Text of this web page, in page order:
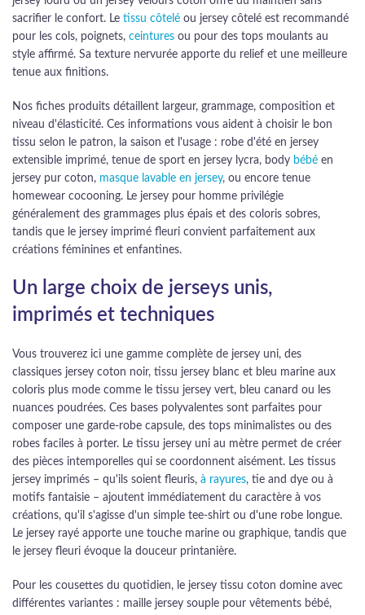
sacrifier le confort. Le tissu côtelé ou jersey côtelé est recommandé
pour les cols, poignets, ceintures ou pour des tops moulants au
style affirmé. Sa texture nervurée apporte du relief et une meilleure
tenue aux finitions.
Nos fiches produits détaillent largeur, grammage, composition et
niveau d'élasticité. Ces informations vous aident à choisir le bon
tissu selon le patron, la saison et l'usage : robe d'été en jersey
extensible imprimé, tenue de sport en jersey lycra, body bébé en
jersey pur coton, masque lavable en jersey, ou encore tenue
homewear cocooning. Le jersey pour homme privilégie
généralement des grammages plus épais et des coloris sobres,
tandis que le jersey imprimé fleuri convient parfaitement aux
créations féminines et enfantines.
Un large choix de jerseys unis,
imprimés et techniques
Vous trouverez ici une gamme complète de jersey uni, des
classiques jersey coton noir, tissu jersey blanc et bleu marine aux
coloris plus mode comme le tissu jersey vert, bleu canard ou les
nuances poudrées. Ces bases polyvalentes sont parfaites pour
composer une garde-robe capsule, des tops minimalistes ou des
robes faciles à porter. Le tissu jersey uni au mètre permet de créer
des pièces intemporelles qui se coordonnent aisément. Les tissus
jersey imprimés – qu'ils soient fleuris, à rayures, tie and dye ou à
motifs fantaisie – ajoutent immédiatement du caractère à vos
créations, qu'il s'agisse d'un simple tee-shirt ou d'une robe longue.
Le jersey rayé apporte une touche marine ou graphique, tandis que
le jersey fleuri évoque la douceur printanière.
Pour les cousettes du quotidien, le jersey tissu coton domine avec
différentes variantes : maille jersey souple pour vêtements bébé,